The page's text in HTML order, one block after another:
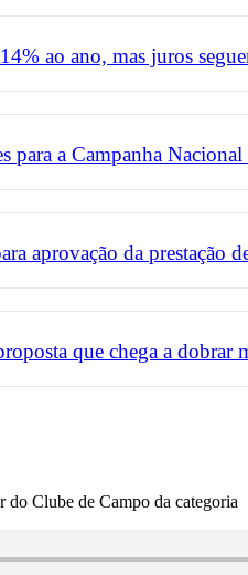
ao ano, mas juros
para a Campanha
aprovação da prestação
que chega a dobrar
do Clube de Campo da categoria